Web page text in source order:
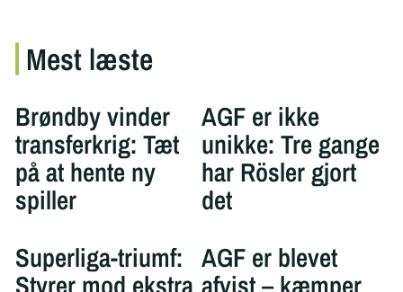
Mest læste
Brøndby vinder
transferkrig: Tæt
på at hente ny
spiller
AGF er ikke
unikke: Tre gange
har Rösler gjort
det
Superliga-triumf: AGF er blevet